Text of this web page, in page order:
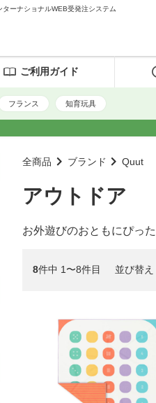
ターナショナルWEB受発注システム
ご利用ガイド
フランス 知育玩具
全商品 ブランド Quut
アウトドア
お外遊びのおともにぴっ
8件中 1〜8件目 並び替え